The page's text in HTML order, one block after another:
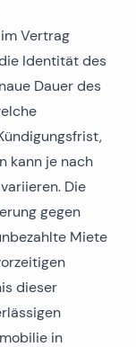
Vertrag
Identität des
Dauer des
kann je nach
Die
gegen
Miete
dieser
in